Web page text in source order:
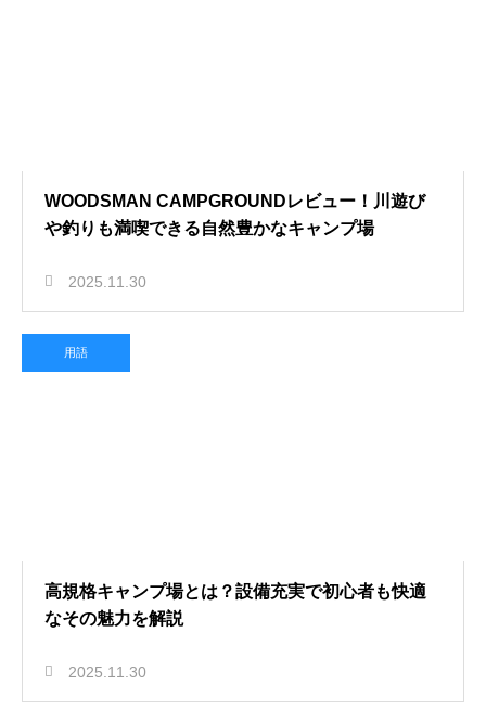
WOODSMAN CAMPGROUNDレビュー！川遊び
や釣りも満喫できる自然豊かなキャンプ場
2025.11.30
用語
高規格キャンプ場とは？設備充実で初心者も快適
なその魅力を解説
2025.11.30